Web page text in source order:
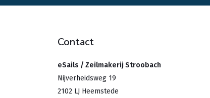
Contact
eSails / Zeilmakerij Stroobach
Nijverheidsweg 19
2102 LJ Heemstede